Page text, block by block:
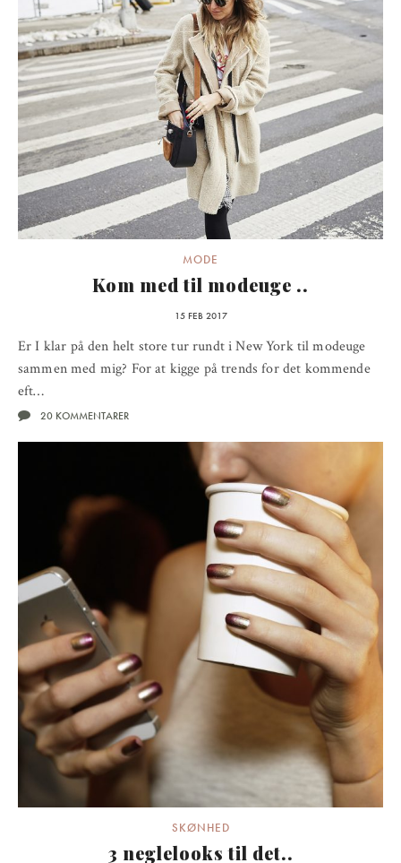
MODE
Kom med til modeuge ..
15 FEB 2017
Er I klar på den helt store tur rundt i New York til modeuge
sammen med mig? For at kigge på trends for det kommende
eft…
20 KOMMENTARER
SKØNHED
3 neglelooks til det..